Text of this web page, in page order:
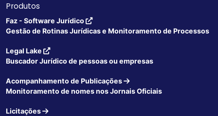
Produtos
Faz - Software Jurídico
Gestão de Rotinas Jurídicas e Monitoramento de Processos
Legal Lake
Buscador Jurídico de pessoas ou empresas
Acompanhamento de Publicações
Monitoramento de nomes nos Jornais Oficiais
Licitações